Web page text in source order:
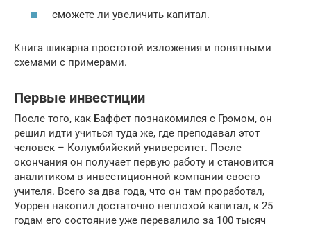
сможете ли увеличить капитал.
Книга шикарна простотой изложения и понятными
схемами с примерами.
Первые инвестиции
После того, как Баффет познакомился с Грэмом, он
решил идти учиться туда же, где преподавал этот
человек – Колумбийский университет. После
окончания он получает первую работу и становится
аналитиком в инвестиционной компании своего
учителя. Всего за два года, что он там проработал,
Уоррен накопил достаточно неплохой капитал, к 25
годам его состояние уже перевалило за 100 тысяч